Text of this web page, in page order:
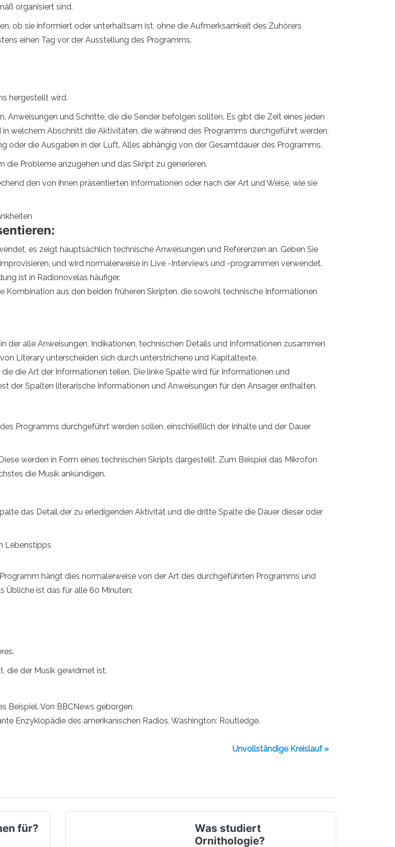
organisiert sind.
ob sie informiert oder unterhaltsam ist, ohne die Aufmerksamkeit des Zuhörers
einen Tag vor der Ausstellung des Programms.
hergestellt wird.
Anweisungen und Schritte, die die Sender befolgen sollten. Es gibt die Zeit eines jeden
welchem ​​Abschnitt die Aktivitäten, die während des Programms durchgeführt werden,
oder die Ausgaben in der Luft. Alles abhängig von der Gesamtdauer des Programms.
die Probleme anzugehen und das Skript zu generieren.
den von ihnen präsentierten Informationen oder nach der Art und Weise, wie sie
es zeigt hauptsächlich technische Anweisungen und Referenzen an. Geben Sie
und wird normalerweise in Live -Interviews und -programmen verwendet.
ist in Radionovelas häufiger.
Kombination aus den beiden früheren Skripten, die sowohl technische Informationen
der alle Anweisungen, Indikationen, technischen Details und Informationen zusammen
Literary unterscheiden sich durch unterstrichene und Kapitaltexte.
die Art der Informationen teilen. Die linke Spalte wird für Informationen und
der Spalten literarische Informationen und Anweisungen für den Ansager enthalten.
Programms durchgeführt werden sollen, einschließlich der Inhalte und der Dauer
werden in Form eines technischen Skripts dargestellt. Zum Beispiel das Mikrofon
die Musik ankündigen.
das Detail der zu erledigenden Aktivität und die dritte Spalte die Dauer dieser oder
Lebenstipps
hängt dies normalerweise von der Art des durchgeführten Programms und
Übliche ist das für alle 60 Minuten:
die der Musik gewidmet ist.
Beispiel. Von BBCNews geborgen.
Enzyklopädie des amerikanischen Radios. Washington: Routledge.
Unvollständige Kreislauf »
für?
Was studiert
Ornithologie?